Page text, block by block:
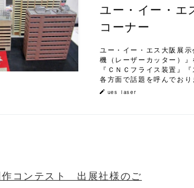
を読む
ユー・イー・
コーナー
ユー・イー・エス大阪展
機（レーザーカッター）
『ＣＮＣフライス装置』
各方面で話題を呼んでお
ues_laser
作コンテスト 出展社様のご